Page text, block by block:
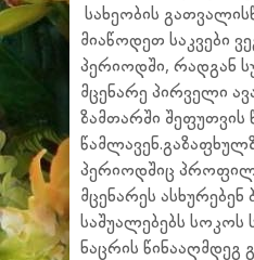
სახეობის
მიაწოდეთ საკვები
პერიოდში, რადგან
მცენარე პირველი
ზამთარში შეფუთვის
პერიოდშიც
მცენარეს ასხურებენ
საშუალებებს სოკოს
ნაცრის წინააღმდეგ